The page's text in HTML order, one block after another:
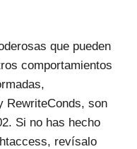
que pueden
comportamientos
RewriteConds, son
Si no has hecho
revísalo